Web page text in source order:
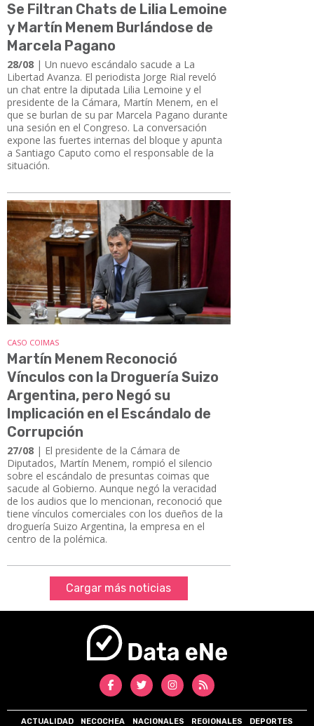
Se Filtran Chats de Lilia Lemoine
y Martín Menem Burlándose de
Marcela Pagano
28/08 | Un nuevo escándalo sacude a La
Libertad Avanza. El periodista Jorge Rial reveló
un chat entre la diputada Lilia Lemoine y el
presidente de la Cámara, Martín Menem, en el
que se burlan de su par Marcela Pagano durante
una sesión en el Congreso. La conversación
expone las fuertes internas del bloque y apunta
a Santiago Caputo como el responsable de la
situación.
CASO COIMAS
Martín Menem Reconoció
Vínculos con la Droguería Suizo
Argentina, pero Negó su
Implicación en el Escándalo de
Corrupción
27/08 | El presidente de la Cámara de
Diputados, Martín Menem, rompió el silencio
sobre el escándalo de presuntas coimas que
sacude al Gobierno. Aunque negó la veracidad
de los audios que lo mencionan, reconoció que
tiene vínculos comerciales con los dueños de la
droguería Suizo Argentina, la empresa en el
centro de la polémica.
Cargar más noticias
ACTUALIDAD NECOCHEA NACIONALES REGIONALES DEPORTES